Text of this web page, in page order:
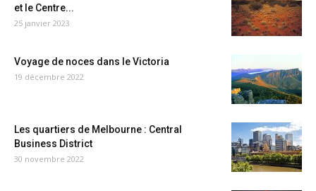
et le Centre...
25 janvier 2023
Voyage de noces dans le Victoria
19 décembre 2022
Les quartiers de Melbourne : Central
Business District
30 novembre 2022